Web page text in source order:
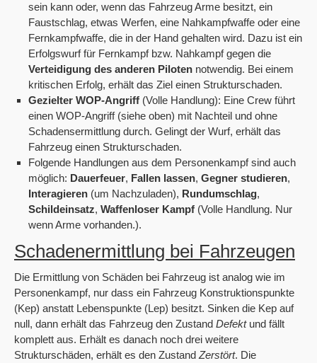
sein kann oder, wenn das Fahrzeug Arme besitzt, ein
Faustschlag, etwas Werfen, eine Nahkampfwaffe oder eine
Fernkampfwaffe, die in der Hand gehalten wird. Dazu ist ein
Erfolgswurf für Fernkampf bzw. Nahkampf gegen die
Verteidigung des anderen Piloten notwendig. Bei einem
kritischen Erfolg, erhält das Ziel einen Strukturschaden.
Gezielter WOP-Angriff (Volle Handlung): Eine Crew führt
einen WOP-Angriff (siehe oben) mit Nachteil und ohne
Schadensermittlung durch. Gelingt der Wurf, erhält das
Fahrzeug einen Strukturschaden.
Folgende Handlungen aus dem Personenkampf sind auch
möglich: Dauerfeuer, Fallen lassen, Gegner studieren,
Interagieren (um Nachzuladen), Rundumschlag,
Schildeinsatz, Waffenloser Kampf (Volle Handlung. Nur
wenn Arme vorhanden.).
Schadenermittlung bei Fahrzeugen
Die Ermittlung von Schäden bei Fahrzeug ist analog wie im
Personenkampf, nur dass ein Fahrzeug Konstruktionspunkte
(Kep) anstatt Lebenspunkte (Lep) besitzt. Sinken die Kep auf
null, dann erhält das Fahrzeug den Zustand Defektund fällt
komplett aus. Erhält es danach noch drei weitere
Strukturschäden, erhält es den Zustand Zerstört. Die